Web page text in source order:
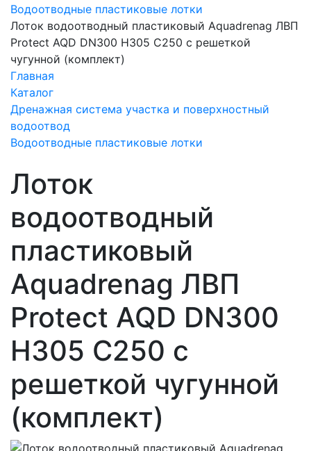
Водоотводные пластиковые лотки
Лоток водоотводный пластиковый Aquadrenag ЛВП
Protect AQD DN300 H305 C250 с решеткой
чугунной (комплект)
Главная
Каталог
Дренажная система участка и поверхностный
водоотвод
Водоотводные пластиковые лотки
Лоток
водоотводный
пластиковый
Aquadrenag ЛВП
Protect AQD DN300
H305 C250 с
решеткой чугунной
(комплект)